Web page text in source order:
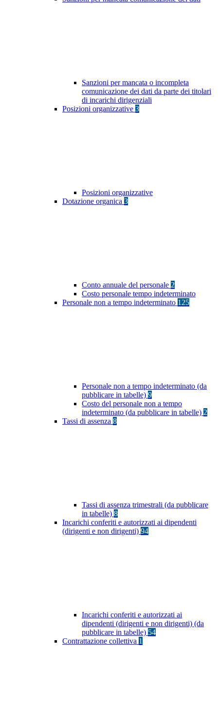
Sanzioni per mancata o incompleta
comunicazione dei dati da parte dei titolari
di incarichi dirigenziali
Posizioni organizzative 3
Posizioni organizzative
Dotazione organica 3
Conto annuale del personale 2
Costo personale tempo indeterminato
Personale non a tempo indeterminato 125
Personale non a tempo indeterminato (da
pubblicare in tabelle) 9
Costo del personale non a tempo
indeterminato (da pubblicare in tabelle) 2
Tassi di assenza 8
Tassi di assenza trimestrali (da pubblicare
in tabelle) 8
Incarichi conferiti e autorizzati ai dipendenti
(dirigenti e non dirigenti) 94
Incarichi conferiti e autorizzati ai
dipendenti (dirigenti e non dirigenti) (da
pubblicare in tabelle) 54
Contrattazione collettiva 1